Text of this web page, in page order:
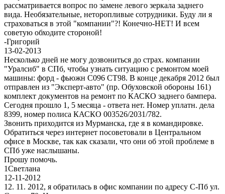
рассматривается вопрос по замене левого зеркала заднего
вида. Необязательные, неторопливые сотрудники. Буду ли я
страховаться в этой "компании"?! Конечно-НЕТ! И всем
советую обходите стороной!
-Григорий
13-02-2013
Несколько дней не могу дозвониться до страх. компании
"Уралсиб" в СПб, чтобы узнать ситуацию с ремонтом моей
машины: форд - фьюжн С096 СТ98. В конце декабря 2012 был
отправлен из "Эксперт-авто" (пр. Обуховской обороны 161)
комплект документов на ремонт по КАСКО заднего бампера.
Сегодня прошло 1, 5 месяца - ответа нет. Номер уплатн. дела
8399, номер полиса КАСКО 003526/2031/782.
Звонить приходится из Мурманска, где я в командировке.
Обратиться через интернет посоветовали в Центральном
офисе в Москве, так как сказали, что они об этой проблеме в
СПб уже наслышаны.
Прошу помочь.
1Светлана
12-11-2012
12. 11. 2012, я обратилась в офис компании по адресу С-Пб ул.